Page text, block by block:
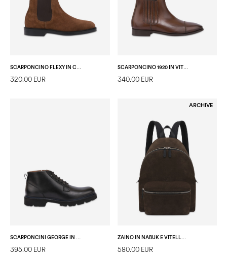
320.00 EUR
SCARPONCINO 1920 IN VITELLO CRUST NOCE
340.00 EUR
SCARPONCINI GEORGE IN VITELLO NERO
395.00 EUR
ARCHIVE
ZAINO IN NABUK E VITELLO T.MORO/NERO
580.00 EUR